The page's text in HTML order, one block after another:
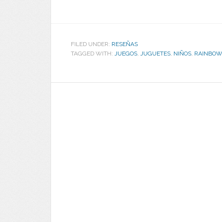
FILED UNDER: RESEÑAS
TAGGED WITH: JUEGOS, JUGUETES, NIÑOS,